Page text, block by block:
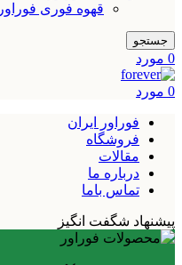
قهوه فوری فوراور
جستجو
0 مورد
0 مورد
فوراور ایران
فروشگاه
مقالات
درباره ما
تماس باما
پیشنهاد شگفت انگیز